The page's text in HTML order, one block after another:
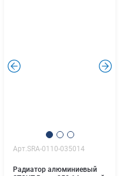
. .
Арт.SRA-0110-035014
Радиатор алюминиевый